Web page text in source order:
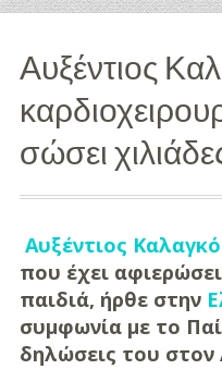
Εκπαίδευση
Βάπτιση
Διάσημες
Βαπτίσεις
Σπίτι
Αυξέντιος
σώσει
Αυξέντιος
που έχει
παιδιά, ήρθε στην
συμφωνία με το
δηλώσεις του